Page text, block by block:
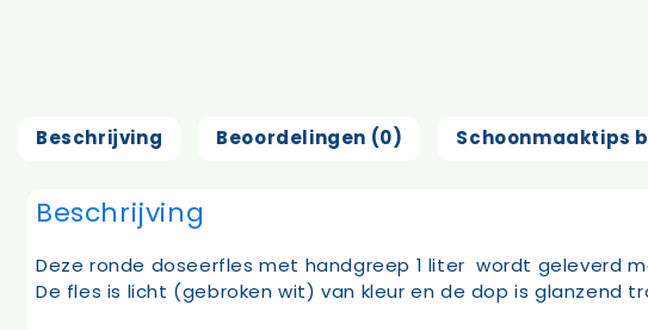
Beschrijving Beoordelingen (0) Schoonmaaktips
Beschrijving
Deze ronde doseerfles met handgreep 1 liter wordt geleverd
De fles is licht (gebroken wit) van kleur en de dop is glanzend